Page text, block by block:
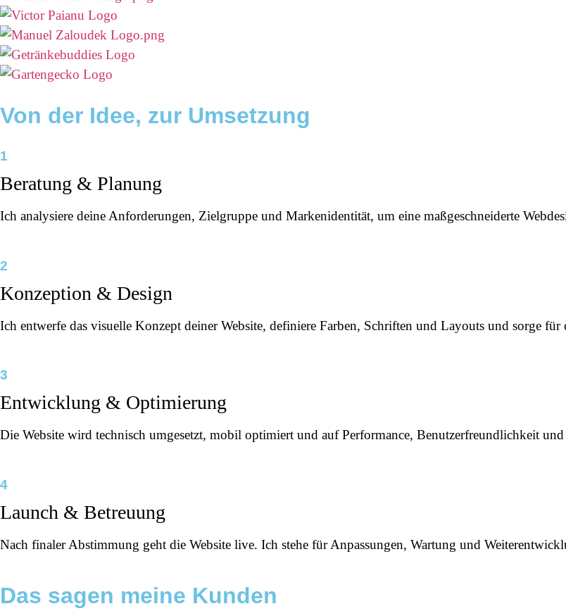
Von der Idee, zur Umsetzung
1
Beratung & Planung
Ich analysiere deine Anforderungen, Zielgruppe und Markenidentität, um eine maßgeschneiderte
2
Konzeption & Design
Ich entwerfe das visuelle Konzept deiner Website, definiere Farben, Schriften und Layouts und sorge
3
Entwicklung & Optimierung
Die Website wird technisch umgesetzt, mobil optimiert und auf Performance, Benutzerfreundlichkeit und
4
Launch & Betreuung
Nach finaler Abstimmung geht die Website live. Ich stehe für Anpassungen, Wartung und
Das sagen meine Kunden